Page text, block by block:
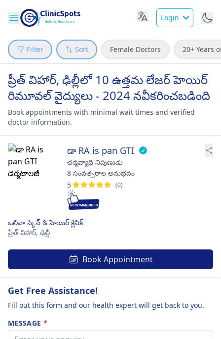
Login
Filter Sort Female Doctors 20+ Years
ప్రీత్ విహార్, ఢిల్లీలో 10 ఉత్తమ లేజర్ హెయిర్
రిమూవల్ వైద్యులు - 2024 నవీకరించబడింది
Book appointments with minimal wait times and verified
doctor information.
డా RA is pan GTI
చర్మవ్యాధి నిపుణుడు
8 సంవత్సరాల అనుభవం
5
(0)
ఒలివా స్కిన్ & హెయిర్ క్లినిక్
ప్రీత్ విహార్, ఢిల్లీ
Book Appointment
Get Free Assistance!
Fill out this form and our health expert will get back to you.
MESSAGE *